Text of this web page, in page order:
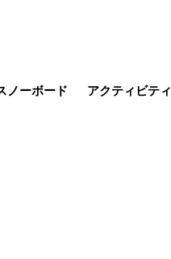
ノーボード アクティビティ